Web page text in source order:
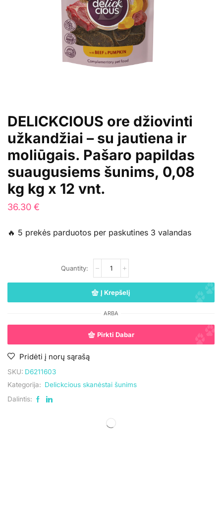
DELICKCIOUS ore džiovinti
užkandžiai – su jautiena ir
moliūgais. Pašaro papildas
suaugusiems šunims, 0,08
kg kg x 12 vnt.
36.30 €
🔥 5 prekės parduotos per paskutines 3 valandas
Į Krepšelį
ARBA
Pirkti Dabar
Pridėti į norų sąrašą
SKU: D6211603
Kategorija: Delickcious skanėstai šunims
Dalintis: